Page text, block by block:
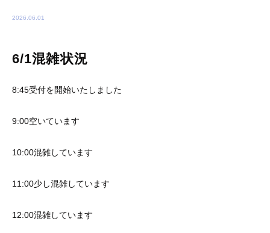
2026.06.01
6/1混雑状況
8:45受付を開始いたしました
9:00空いています
10:00混雑しています
11:00少し混雑しています
12:00混雑しています